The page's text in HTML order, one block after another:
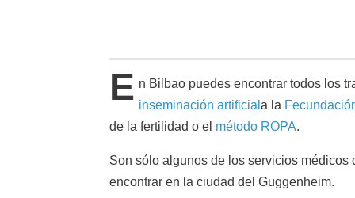
E n Bilbao puedes encontrar todos los
inseminación artificial a la
de la fertilidad o el método ROPA.
Son sólo algunos de los servicios
encontrar en la ciudad del Guggenheim.